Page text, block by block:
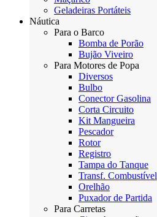
Geladeiras Portáteis
Náutica
Para o Barco
Bomba de Porão
Bujão Viveiro
Para Motores de Popa
Diversos
Bulbo
Conector Gasolina
Corta Circuito
Kit Mangueira
Pescador
Rotor
Registro
Tampa do Tanque
Transf. Combustível
Orelhão
Puxador de Partida
Para Carretas